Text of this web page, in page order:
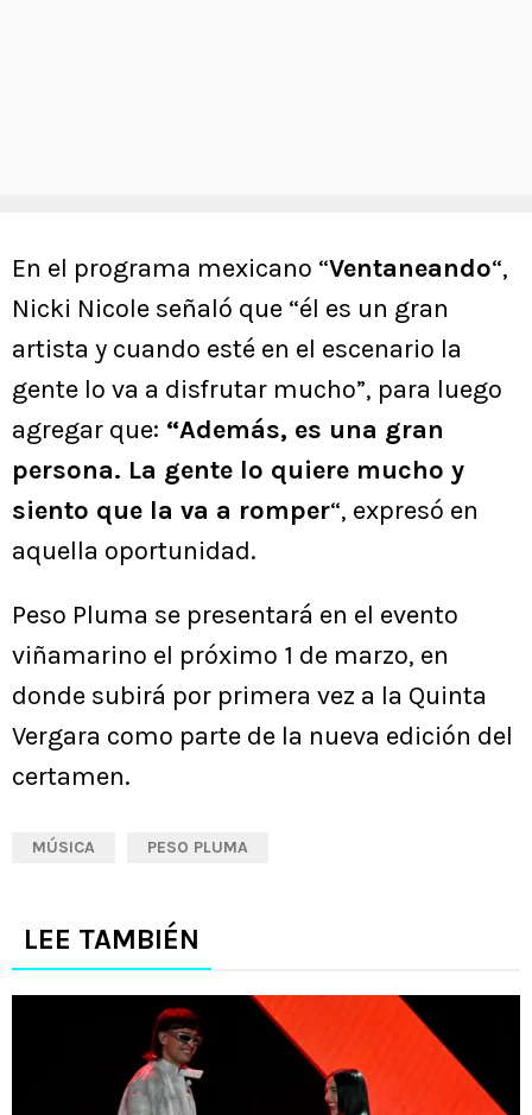
En el programa mexicano “Ventaneando“,
Nicki Nicole señaló que “él es un gran
artista y cuando esté en el escenario la
gente lo va a disfrutar mucho”, para luego
agregar que: “Además, es una gran
persona. La gente lo quiere mucho y
siento que la va a romper“, expresó en
aquella oportunidad.
Peso Pluma se presentará en el evento
viñamarino el próximo 1 de marzo, en
donde subirá por primera vez a la Quinta
Vergara como parte de la nueva edición del
certamen.
MÚSICA PESO PLUMA
LEE TAMBIÉN